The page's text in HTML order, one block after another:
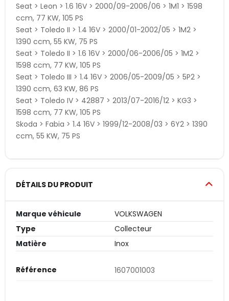
Seat > Leon > 1.6 16V > 2000/09-2006/06 > 1M1 > 1598
ccm, 77 KW, 105 PS
Seat > Toledo II > 1.4 16V > 2000/01-2002/05 > 1M2 >
1390 ccm, 55 KW, 75 PS
Seat > Toledo II > 1.6 16V > 2000/06-2006/05 > 1M2 >
1598 ccm, 77 KW, 105 PS
Seat > Toledo III > 1.4 16V > 2006/05-2009/05 > 5P2 >
1390 ccm, 63 KW, 86 PS
Seat > Toledo IV > 42887 > 2013/07-2016/12 > KG3 >
1598 ccm, 77 KW, 105 PS
Skoda > Fabia > 1.4 16V > 1999/12-2008/03 > 6Y2 > 1390
ccm, 55 KW, 75 PS
DÉTAILS DU PRODUIT
Marque véhicule
VOLKSWAGEN
Type
Collecteur
Matière
Inox
Référence 1607001003